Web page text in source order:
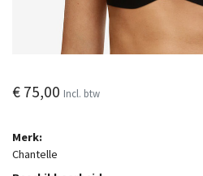
€ 75,00 Incl. btw
Merk:
Chantelle